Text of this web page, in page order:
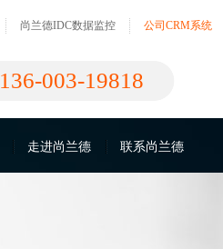
尚兰德IDC数据监控 公司CRM系统
136-003-19818
走进尚兰德 联系尚兰德